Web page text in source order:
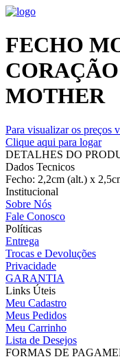
FECHO
MOTHER
Para visualizar os preços
Clique aqui para logar
DETALHES DO
Dados Tecnicos
Fecho: 2,2cm (alt.) x
Institucional
Sobre Nós
Fale Conosco
Políticas
Entrega
Trocas e Devoluções
Privacidade
GARANTIA
Links Úteis
Meu Cadastro
Meus Pedidos
Meu Carrinho
Lista de Desejos
FORMAS DE